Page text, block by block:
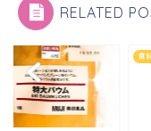
RELATED
食